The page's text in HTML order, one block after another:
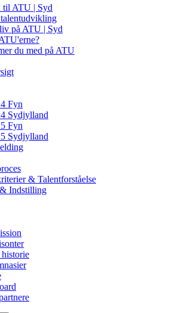
til ATU | Syd
på ATU | Syd
du med på ATU
Fyn
Sydjylland
Fyn
Sydjylland
& Talentforståelse
Indstilling